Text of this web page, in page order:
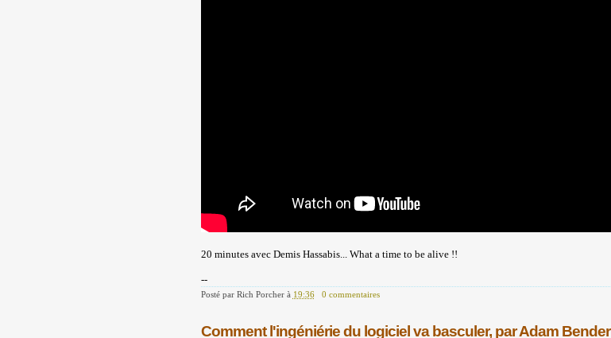
20 minutes avec Demis Hassabis... What a time to be alive !!
--
Posté par Rich Porcher à 19:36 0 commentaires
Comment l'ingéniérie du logiciel va basculer, par Adam Bender